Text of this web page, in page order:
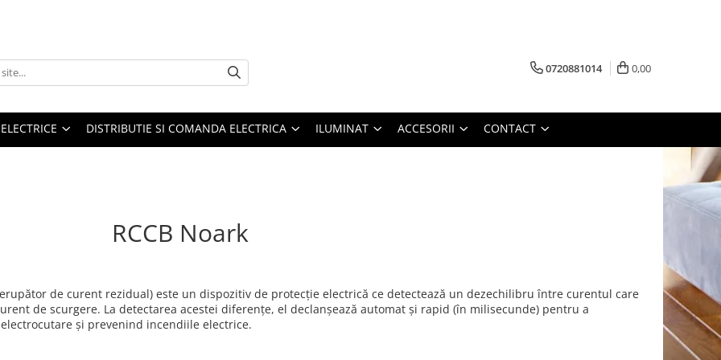
0720881014 0,00
DISTRIBUTIE SI COMANDA ELECTRICA ILUMINAT ACCESORII CONTACT
RCCB Noark
de curent rezidual) este un dispozitiv de protecție electrică ce detectează un dezechilibru între curentul care
de scurgere. La detectarea acestei diferențe, el declanșează automat și rapid (în milisecunde) pentru a
și prevenind incendiile electrice.